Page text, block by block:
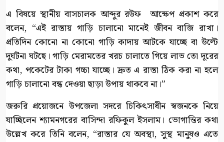
​এ বিষয়ে স্থানীয় বাসচালক আব্দুর রউফ আক্ষেপ প্রকাশ করে
বলেন, “এই রাস্তায় গাড়ি চালানো মানেই জীবন বাজি রাখা।
প্রতিদিন কোনো না কোনো গাড়ি কাদায় আটকে যাচ্ছে বা উল্টে
দুর্ঘটনা ঘটছে। গাড়ি মেরামতের খরচ চালাতে গিয়ে লাভ তো দূরের
কথা, পকেটের টাকা গচ্চা যাচ্ছে। দ্রুত এ রাস্তা ঠিক করা না হলে
গাড়ি চালানো বন্ধ দেওয়া ছাড়া উপায় থাকবে না।”
​জরুরি প্রয়োজনে উপজেলা সদরে চিকিৎসাধীন স্বজনকে নিয়ে
যাচ্ছিলেন শ্যামনগরের বাসিন্দা রফিকুল ইসলাম। ভোগান্তির কথা
উল্লেখ করে তিনি বলেন, “রাস্তার যে অবস্থা, সুস্থ মানুষও এতে